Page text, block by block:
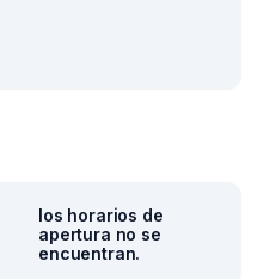
los horarios de
apertura no se
encuentran.